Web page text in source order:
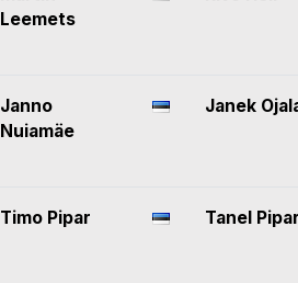
Leemets
Janno
Nuiamäe
Janek
Timo Pipar Tanel